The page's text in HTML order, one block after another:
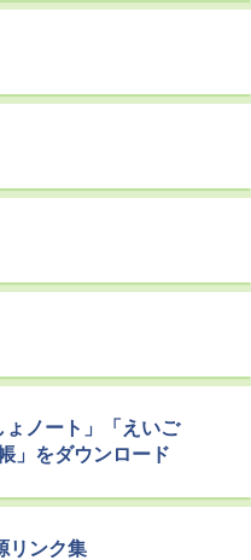
ょノート」「えいご
」をダウンロード
リンク集